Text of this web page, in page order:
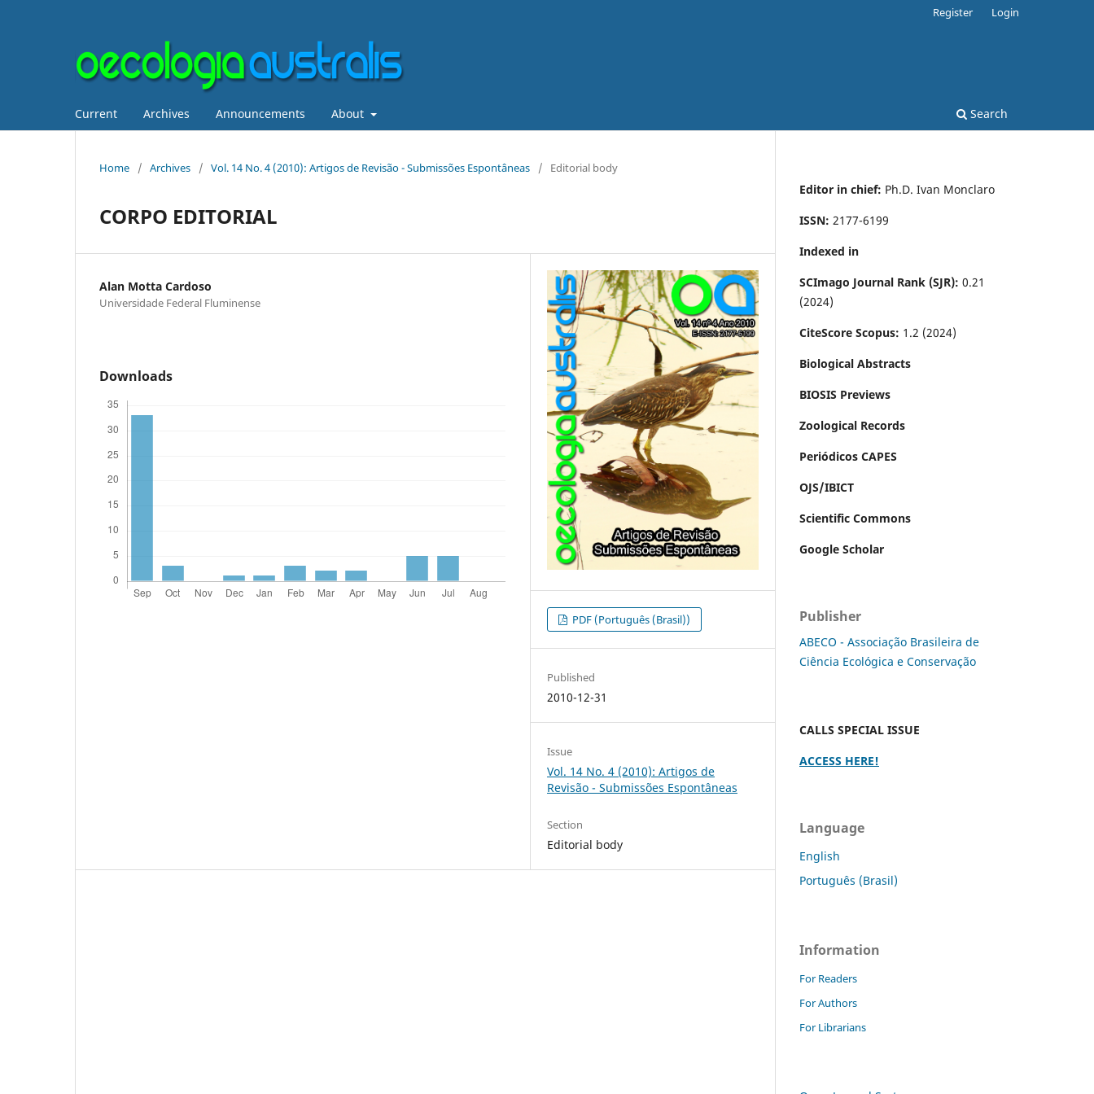
Current Archives Announcements About Search
Register Login
Home / Archives / Vol. 14 No. 4 (2010): Artigos de Revisão - Submissões Espontâneas / Editorial body
CORPO EDITORIAL
Alan Motta Cardoso
Universidade Federal Fluminense
Downloads
PDF (Português (Brasil))
Published
2010-12-31
Issue
Vol. 14 No. 4 (2010): Artigos de
Revisão - Submissões Espontâneas
Section
Editorial body
Editor in chief: Ph.D. Ivan Monclaro
ISSN: 2177-6199
Indexed in
SCImago Journal Rank (SJR): 0.21
(2024)
CiteScore Scopus: 1.2 (2024)
Biological Abstracts
BIOSIS Previews
Zoological Records
Periódicos CAPES
OJS/IBICT
Scientific Commons
Google Scholar
Publisher
ABECO - Associação Brasileira de
Ciência Ecológica e Conservação
CALLS SPECIAL ISSUE
ACCESS HERE!
Language
English
Português (Brasil)
Information
For Readers
For Authors
For Librarians